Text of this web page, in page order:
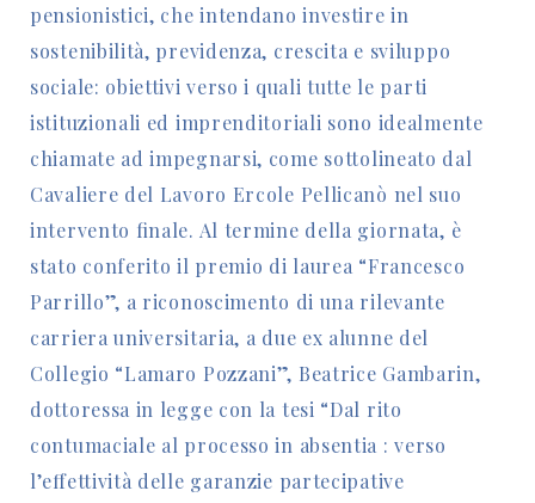
pensionistici, che intendano investire in
sostenibilità, previdenza, crescita e sviluppo
sociale: obiettivi verso i quali tutte le parti
istituzionali ed imprenditoriali sono idealmente
chiamate ad impegnarsi, come sottolineato dal
Cavaliere del Lavoro Ercole Pellicanò nel suo
intervento finale. Al termine della giornata, è
stato conferito il premio di laurea “Francesco
Parrillo”, a riconoscimento di una rilevante
carriera universitaria, a due ex alunne del
Collegio “Lamaro Pozzani”, Beatrice Gambarin,
dottoressa in legge con la tesi “Dal rito
contumaciale al processo in absentia : verso
l’effettività delle garanzie partecipative